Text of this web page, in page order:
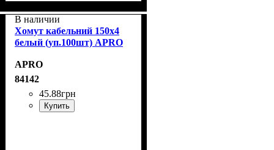
В наличии
Хомут кабельний 150x4
белый (уп.100шт) APRO
APRO
84142
45.88грн
Купить